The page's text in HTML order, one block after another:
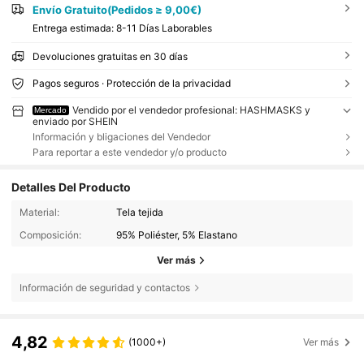
Envío Gratuito(Pedidos ≥ 9,00€)
Entrega estimada: 8-11 Días Laborables
Devoluciones gratuitas en 30 días
Pagos seguros · Protección de la privacidad
Mercado
Vendido por el vendedor profesional: HASHMASKS y
enviado por SHEIN
Información y bligaciones del Vendedor
Para reportar a este vendedor y/o producto
Detalles Del Producto
Material:
Tela tejida
Composición:
95% Poliéster, 5% Elastano
Ver más
Información de seguridad y contactos
4,82 (1000+) Ver más